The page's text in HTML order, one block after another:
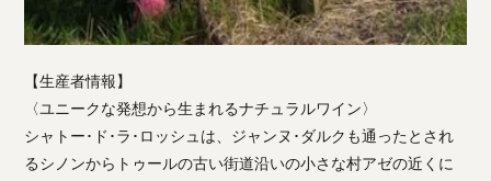
【生産者情報】
〈ユニークな発想から生まれるナチュラルワイン〉
シャトー･ド･ラ･ロッシュは、ジャンヌ･ダルクも通ったとされ
るシノンからトゥールの古い街道沿いの小さな村アゼの近くに